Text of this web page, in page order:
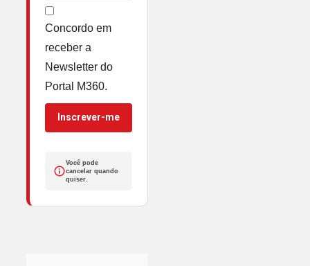
Concordo em
receber a
Newsletter do
Portal M360.
Inscrever-me
Você pode
cancelar quando
quiser.